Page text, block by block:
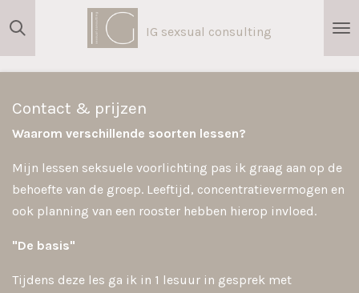
Ga
direct
hoofdinhoud
IG sexsual consulting
Contact & prijzen
Waarom verschillende soorten lessen?
Mijn lessen seksuele voorlichting pas ik graag aan op de
behoefte van de groep. Leeftijd, concentratievermogen en
ook planning van een rooster hebben hierop invloed.
"De basis"
Tijdens deze les ga ik in 1 lesuur in gesprek met